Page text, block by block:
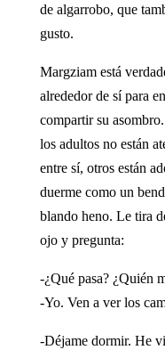
de algarrobo, que
gusto.
Margziam está
alrededor de sí para
compartir su
los adultos no están
entre sí, otros están
duerme como un
blando heno. Le tira
ojo y pregunta:
-¿Qué pasa? ¿Quién
-Yo. Ven a ver los
-Déjame dormir. He